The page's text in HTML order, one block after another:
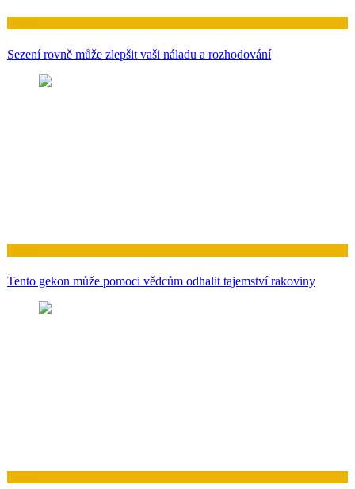
Sezení rovně může zlepšit vaši náladu a rozhodování
Tento gekon může pomoci vědcům odhalit tajemství rakoviny